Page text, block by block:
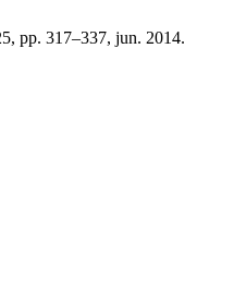
pp. 317–337, jun. 2014.